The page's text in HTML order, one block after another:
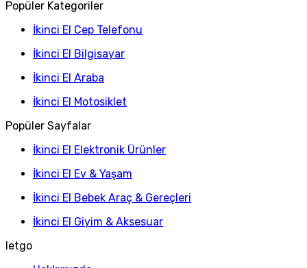
Popüler Kategoriler
İkinci El Cep Telefonu
İkinci El Bilgisayar
İkinci El Araba
İkinci El Motosiklet
Popüler Sayfalar
İkinci El Elektronik Ürünler
İkinci El Ev & Yaşam
İkinci El Bebek Araç & Gereçleri
İkinci El Giyim & Aksesuar
letgo